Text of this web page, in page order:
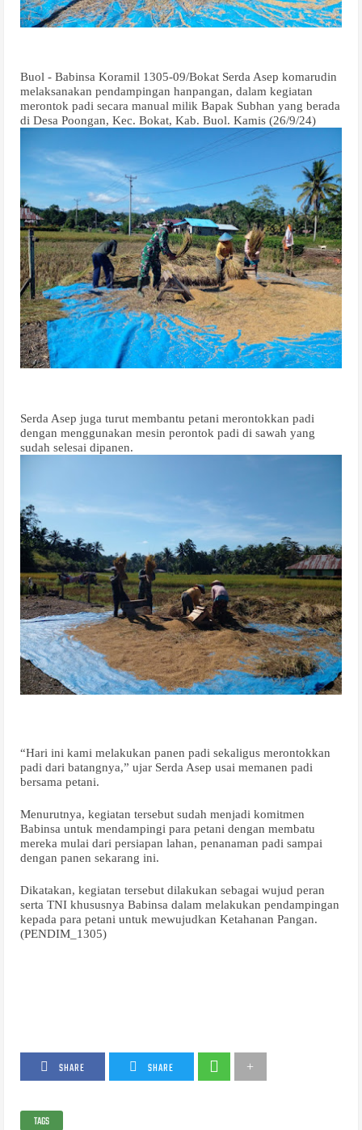
Buol - Babinsa Koramil 1305-09/Bokat Serda Asep komarudin
melaksanakan pendampingan hanpangan, dalam kegiatan
merontok padi secara manual milik Bapak Subhan yang berada
di Desa Poongan, Kec. Bokat, Kab. Buol. Kamis (26/9/24)
Serda Asep juga turut membantu petani merontokkan padi
dengan menggunakan mesin perontok padi di sawah yang
sudah selesai dipanen.
“Hari ini kami melakukan panen padi sekaligus merontokkan
padi dari batangnya,” ujar Serda Asep usai memanen padi
bersama petani.
Menurutnya, kegiatan tersebut sudah menjadi komitmen
Babinsa untuk mendampingi para petani dengan membatu
mereka mulai dari persiapan lahan, penanaman padi sampai
dengan panen sekarang ini.
Dikatakan, kegiatan tersebut dilakukan sebagai wujud peran
serta TNI khususnya Babinsa dalam melakukan pendampingan
kepada para petani untuk mewujudkan Ketahanan Pangan.
(PENDIM_1305)
SHARE SHARE
TAGS